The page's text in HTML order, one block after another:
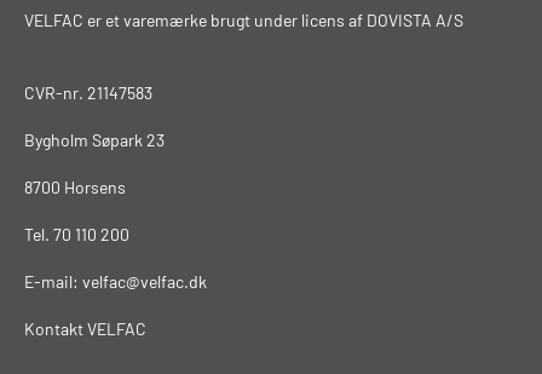
VELFAC er et varemærke brugt under licens af DOVISTA A/S
CVR-nr. 21147583
Bygholm Søpark 23
8700 Horsens
Tel. 70 110 200
E-mail: velfac@velfac.dk
Kontakt VELFAC